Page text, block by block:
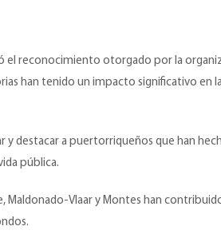
el reconocimiento otorgado por la
han tenido un impacto significativo en
y destacar a puertorriqueños que han
pública.
Maldonado-Vlaar y Montes han